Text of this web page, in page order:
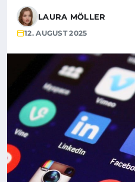
LAURA MÖLLER
12. AUGUST 2025